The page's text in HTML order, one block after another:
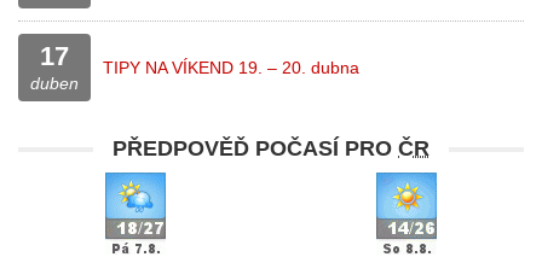
17
duben
TIPY NA VÍKEND 19. – 20. dubna
PŘEDPOVĚĎ POČASÍ PRO ČR